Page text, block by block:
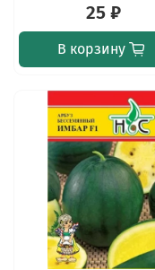
25 ₽
В корзину